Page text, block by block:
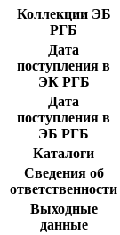
Коллекции ЭБ
РГБ
Дата
поступления в
ЭК РГБ
Дата
поступления в
ЭБ РГБ
Каталоги
Сведения об
ответственности
Выходные
данные